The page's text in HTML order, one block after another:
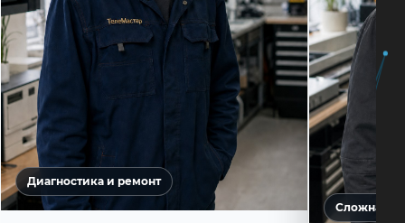
Диагностика и ремонт
Сложная